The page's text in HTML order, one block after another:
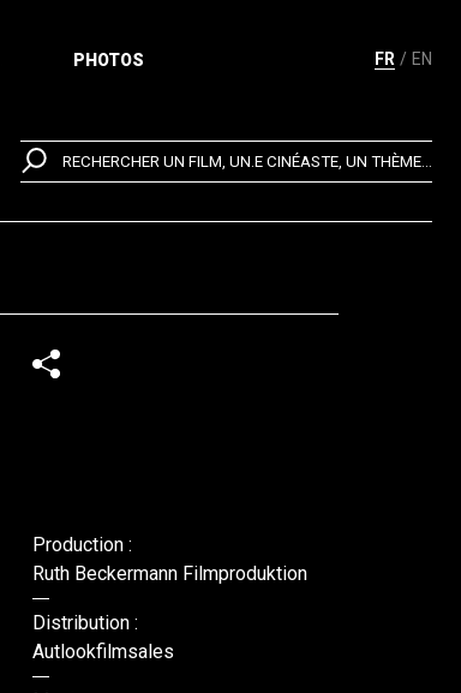
FR EN
PHOTOS
RECHERCHER UN FILM, UN.E CINÉASTE, UN THÈME...
Production :
Ruth Beckermann Filmproduktion
Distribution :
Autlookfilmsales